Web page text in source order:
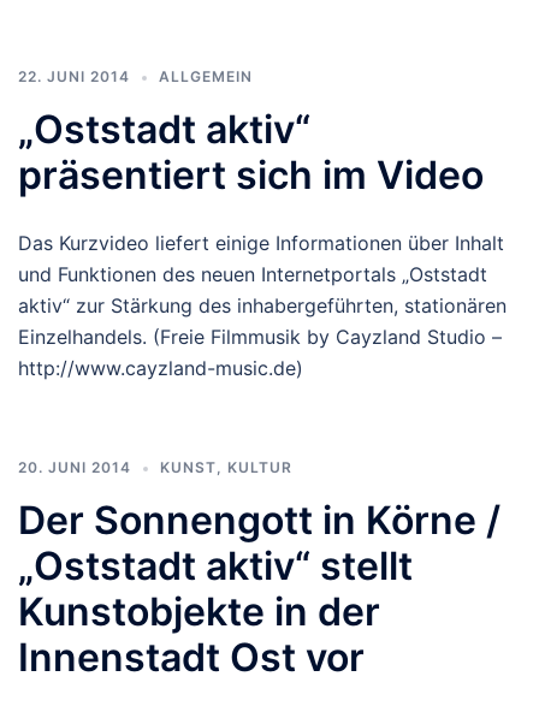
22. JUNI 2014 ALLGEMEIN
„Oststadt aktiv“
präsentiert sich im Video
Das Kurzvideo liefert einige Informationen über Inhalt
und Funktionen des neuen Internetportals „Oststadt
aktiv“ zur Stärkung des inhabergeführten, stationären
Einzelhandels. (Freie Filmmusik by Cayzland Studio –
http://www.cayzland-music.de)
20. JUNI 2014 KUNST, KULTUR
Der Sonnengott in Körne /
„Oststadt aktiv“ stellt
Kunstobjekte in der
Innenstadt Ost vor